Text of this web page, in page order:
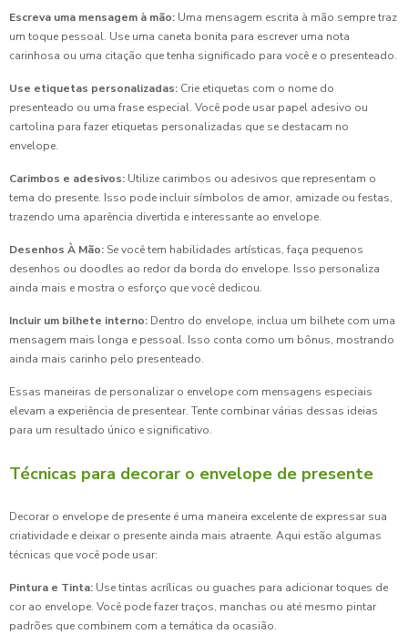
Escreva uma mensagem à mão: Uma mensagem escrita à mão sempre traz
um toque pessoal. Use uma caneta bonita para escrever uma nota
carinhosa ou uma citação que tenha significado para você e o presenteado.
Use etiquetas personalizadas: Crie etiquetas com o nome do
presenteado ou uma frase especial. Você pode usar papel adesivo ou
cartolina para fazer etiquetas personalizadas que se destacam no
envelope.
Carimbos e adesivos: Utilize carimbos ou adesivos que representam o
tema do presente. Isso pode incluir símbolos de amor, amizade ou festas,
trazendo uma aparência divertida e interessante ao envelope.
Desenhos À Mão: Se você tem habilidades artísticas, faça pequenos
desenhos ou doodles ao redor da borda do envelope. Isso personaliza
ainda mais e mostra o esforço que você dedicou.
Incluir um bilhete interno: Dentro do envelope, inclua um bilhete com uma
mensagem mais longa e pessoal. Isso conta como um bônus, mostrando
ainda mais carinho pelo presenteado.
Essas maneiras de personalizar o envelope com mensagens especiais
elevam a experiência de presentear. Tente combinar várias dessas ideias
para um resultado único e significativo.
Técnicas para decorar o envelope de presente
Decorar o envelope de presente é uma maneira excelente de expressar sua
criatividade e deixar o presente ainda mais atraente. Aqui estão algumas
técnicas que você pode usar:
Pintura e Tinta: Use tintas acrílicas ou guaches para adicionar toques de
cor ao envelope. Você pode fazer traços, manchas ou até mesmo pintar
padrões que combinem com a temática da ocasião.